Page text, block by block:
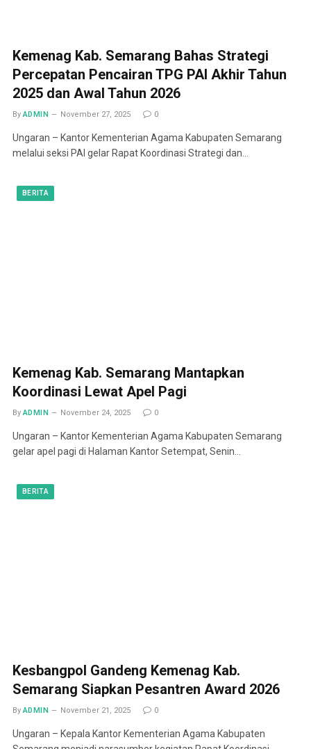
Kemenag Kab. Semarang Bahas Strategi
Percepatan Pencairan TPG PAI Akhir Tahun
2025 dan Awal Tahun 2026
By ADMIN November 27, 2025 0
Ungaran – Kantor Kementerian Agama Kabupaten Semarang
melalui seksi PAI gelar Rapat Koordinasi Strategi dan…
BERITA
Kemenag Kab. Semarang Mantapkan
Koordinasi Lewat Apel Pagi
By ADMIN November 24, 2025 0
Ungaran – Kantor Kementerian Agama Kabupaten Semarang
gelar apel pagi di Halaman Kantor Setempat, Senin…
BERITA
Kesbangpol Gandeng Kemenag Kab.
Semarang Siapkan Pesantren Award 2026
By ADMIN November 21, 2025 0
Ungaran – Kepala Kantor Kementerian Agama Kabupaten